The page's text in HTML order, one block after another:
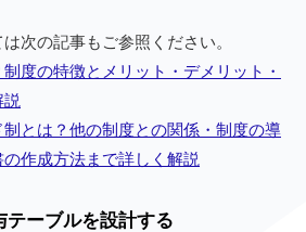
次の記事もご参照ください。
度の特徴とメリット・デメリット・
制とは？他の制度との関係・制度の導
作成方法まで詳しく解説
ーブルを設計する